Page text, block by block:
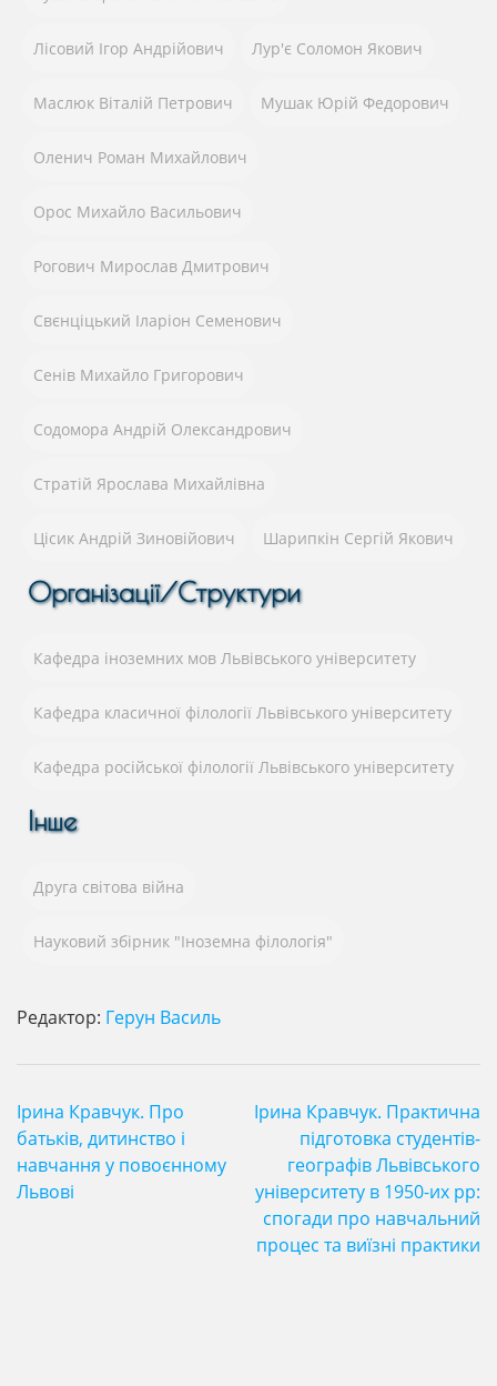
Лісовий Ігор Андрійович Лур'є Соломон Якович
Маслюк Віталій Петрович Мушак Юрій Федорович
Оленич Роман Михайлович
Орос Михайло Васильович
Рогович Мирослав Дмитрович
Свєнціцький Іларіон Семенович
Сенів Михайло Григорович
Содомора Андрій Олександрович
Стратій Ярослава Михайлівна
Цісик Андрій Зиновійович Шарипкін Сергій Якович
Організації/Структури
Кафедра іноземних мов Львівського університету
Кафедра класичної філології Львівського університету
Кафедра російської філології Львівського університету
Інше
Друга світова війна
Науковий збірник "Іноземна філологія"
Редактор: Герун Василь
Навігація
записів
Ірина Кравчук. Про
батьків, дитинство і
навчання у повоєнному
Львові
Ірина Кравчук. Практична
підготовка студентів-
географів Львівського
університету в 1950-их рр:
спогади про навчальний
процес та виїзні практики